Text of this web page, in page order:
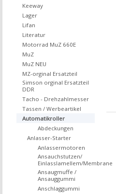
Keeway
Lager
Lifan
Literatur
Motorrad MuZ 660E
MuZ
MuZ NEU
MZ-orginal Ersatzteil
Simson orginal Ersatzteil
DDR
Tacho - Drehzahlmesser
Tassen / Werbeartikel
Automatikroller
Abdeckungen
Anlasser-Starter
Anlassermotoren
Ansauchstutzen/
Einlasslamellem/Membrane
Ansaugmuffe /
Ansauggummi
Anschlaggummi